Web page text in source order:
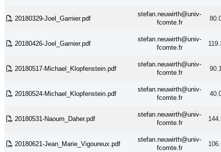
20180329-Joel_Garnier.pdf
stefan.neuwirth@univ-
fcomte.fr
20180426-Joel_Garnier.pdf
stefan.neuwirth@univ-
fcomte.fr
20180517-Michael_Klopfenstein.pdf
stefan.neuwirth@univ-
fcomte.fr
20180524-Michael_Klopfenstein.pdf
stefan.neuwirth@univ-
fcomte.fr
20180531-Naoum_Daher.pdf
stefan.neuwirth@univ-
fcomte.fr
20180621-Jean_Marie_Vigoureux.pdf
stefan.neuwirth@univ-
fcomte.fr